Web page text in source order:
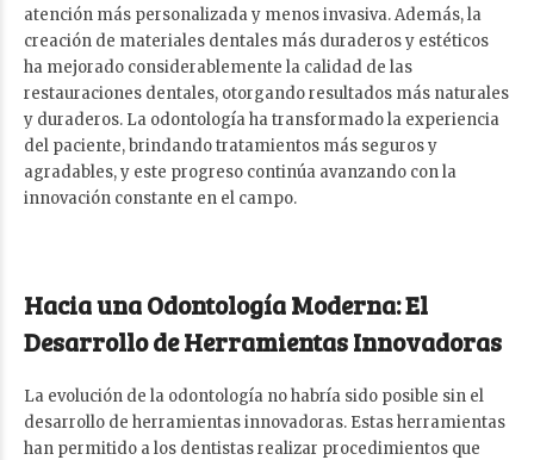
atención más personalizada y menos invasiva. Además, la
creación de materiales dentales más duraderos y estéticos
ha mejorado considerablemente la calidad de las
restauraciones dentales, otorgando resultados más naturales
y duraderos. La odontología ha transformado la experiencia
del paciente, brindando tratamientos más seguros y
agradables, y este progreso continúa avanzando con la
innovación constante en el campo.
Hacia una Odontología Moderna: El
Desarrollo de Herramientas Innovadoras
La evolución de la odontología no habría sido posible sin el
desarrollo de herramientas innovadoras. Estas herramientas
han permitido a los dentistas realizar procedimientos que